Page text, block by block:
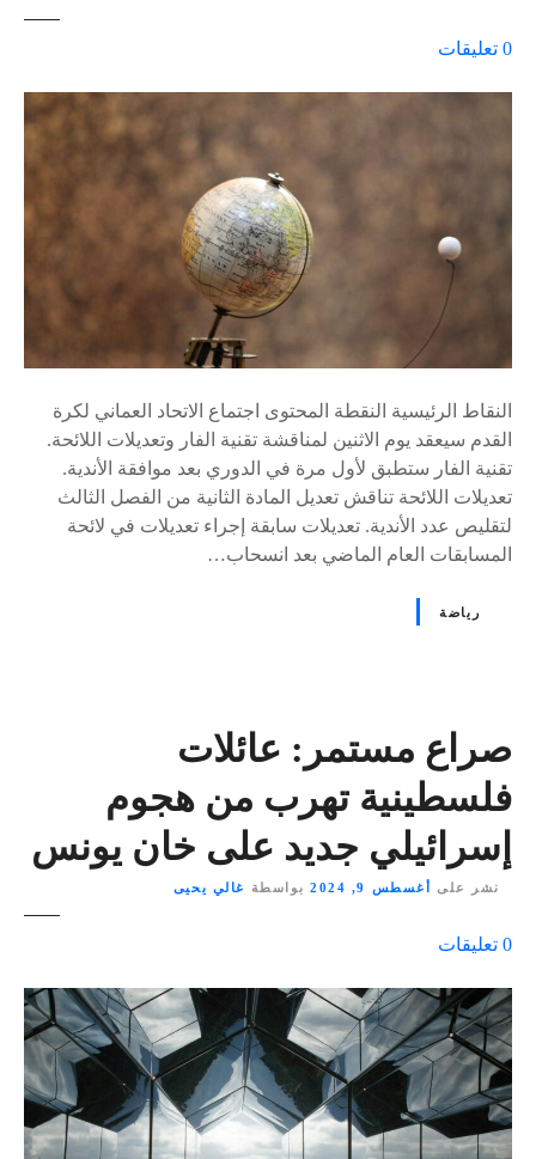
0 تعليقات
s
النقاط الرئيسية النقطة المحتوى اجتماع الاتحاد العماني لكرة
القدم سيعقد يوم الاثنين لمناقشة تقنية الفار وتعديلات اللائحة.
تقنية الفار ستطبق لأول مرة في الدوري بعد موافقة الأندية.
تعديلات اللائحة تناقش تعديل المادة الثانية من الفصل الثالث
لتقليص عدد الأندية. تعديلات سابقة إجراء تعديلات في لائحة
المسابقات العام الماضي بعد انسحاب…
رياضة
صراع مستمر: عائلات
فلسطينية تهرب من هجوم
إسرائيلي جديد على خان يونس
نشر على أغسطس 9, 2024 بواسطة غالي يحيى
0 تعليقات
ى
٪
s